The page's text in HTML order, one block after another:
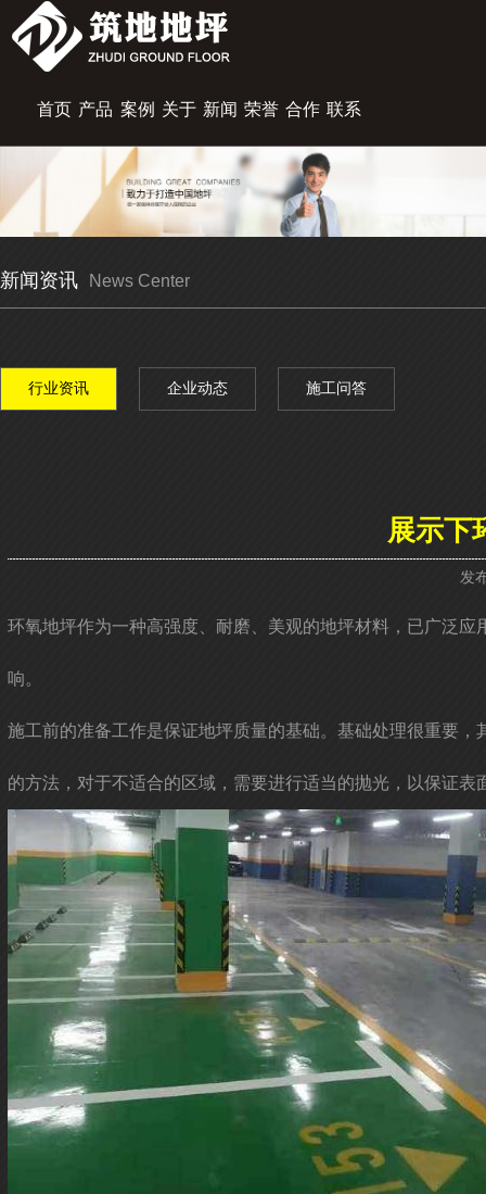
首页 产品
展示
案例
中心
关于
筑地
新闻
资讯
荣誉 合作
伙伴
联系
我们
新闻资讯 News Center
行业资讯 企业动态 施工问答
展示下
发
环氧地坪作为一种高强度、耐磨、美观的地坪材料，已广泛应
响。
施工前的准备工作是保证地坪质量的基础。基础处理很重要
的方法，对于不适合的区域，需要进行适当的抛光，以保证